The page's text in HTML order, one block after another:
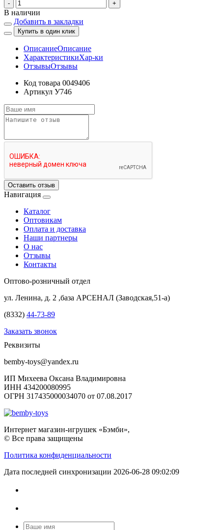
- +
В наличии
Добавить в закладки
Купить в один клик
ОписаниеОписание
ХарактеристикиХар-ки
ОтзывыОтзывы
Код товара 0049406
Артикул У746
Оставить отзыв
Навигация
Каталог
Оптовикам
Оплата и доставка
Наши партнеры
О нас
Отзывы
Контакты
Оптово-розничный отдел
ул. Ленина, д. 2 ,база АРСЕНАЛ (Заводская,51-а)
(8332) 44-73-89
Заказать звонок
Реквизиты
bemby-toys@yandex.ru
ИП Михеева Оксана Владимировна
ИНН 434200080995
ОГРН 317435000034070 от 07.08.2017
Интернет магазин-игрушек «Бэмби»,
© Все права защищены
Политика конфиденциальности
Дата последней синхронизации 2026-06-28 09:02:09